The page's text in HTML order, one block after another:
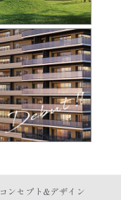
コンセプト&デザイン